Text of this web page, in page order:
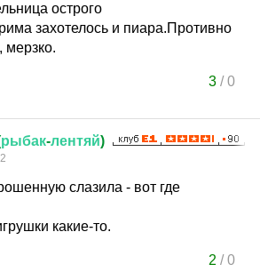
острого
захотелось и пиара.Противно
мерзко.
3/0
рыбак-лентяй)
слазила - вот где
какие-то.
2 /0